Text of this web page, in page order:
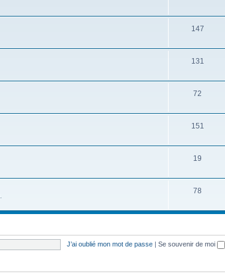
147
131
72
151
19
78
J’ai oublié mon mot de passe | Se souvenir de moi